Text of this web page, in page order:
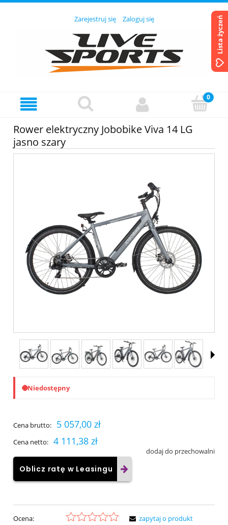
Zarejestruj się Zaloguj się
Rower elektryczny Jobobike Viva 14 LG
jasno szary
Niedostępny
Cena brutto: 5 057,00 zł
Cena netto: 4 111,38 zł
dodaj do przechowalni
Oblicz ratę w Leasingu
Ocena:
zapytaj o produkt
Lista życzeń